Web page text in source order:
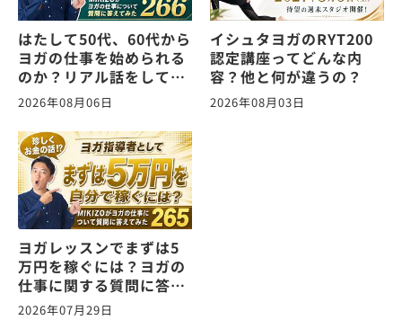
はたして50代、60代から
ヨガの仕事を始められる
のか？リアル話をしてみ
た。ヨガの仕事に関する
質問に答えます！
vol.266
2026年08月06日
イシュタヨガのRYT200
認定講座ってどんな内
容？他と何が違うの？
2026年08月03日
ヨガレッスンでまずは5
万円を稼ぐには？ヨガの
仕事に関する質問に答え
ます！vol.265
2026年07月29日